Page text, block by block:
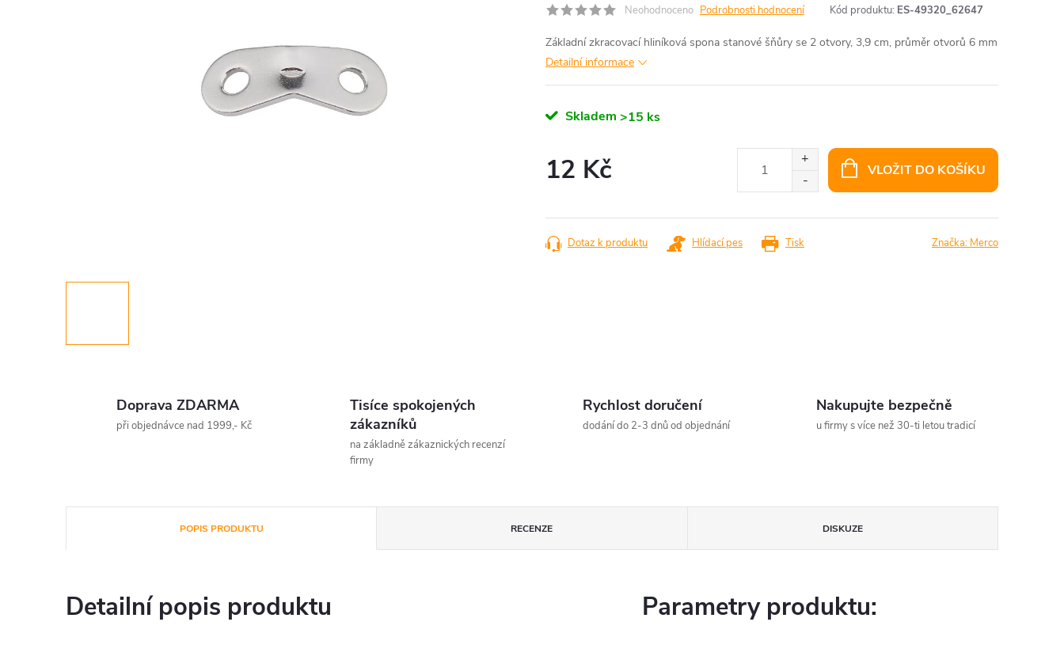
Neohodnoceno Podrobnosti hodnocení Kód produktu: ES-49320_62647
Základní zkracovací hliníková spona stanové šňůry se 2 otvory, 3,9 cm, průměr otvorů 6 mm
Detailní informace
Skladem >15 ks
12 Kč VLOŽIT DO KOŠÍKU
Tisk
Dotaz k produktu Hlídací pes Značka: Merco
Doprava ZDARMA
při objednávce nad 1999,- Kč
Tisíce spokojených
zákazníků
na základně zákaznických recenzí
firmy
Rychlost doručení
dodání do 2-3 dnů od objednání
Nakupujte bezpečně
u firmy s více než 30-ti letou tradicí
POPIS PRODUKTU RECENZE DISKUZE
Detailní popis produktu Parametry produktu: